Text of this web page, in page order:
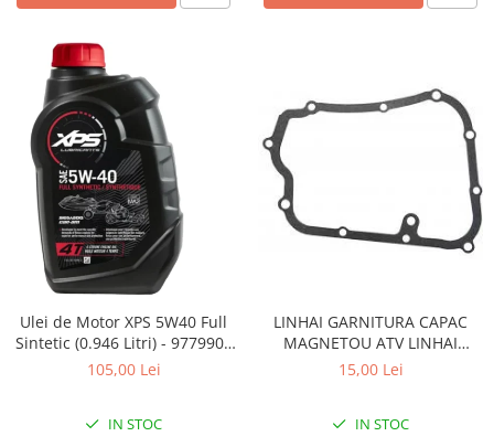
Radiatoare
ventilator
Ulei de Motor XPS 5W40 Full
Sintetic (0.946 Litri) - 9779900
CAN AM
105,00 Lei
IN STOC
LINHAI GARNITURA CAPAC
MAGNETOU ATV LINHAI
260/300/400 - 23617
15,00 Lei
IN STOC